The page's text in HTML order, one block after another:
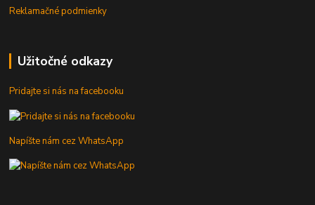
Reklamačné podmienky
Užitočné odkazy
Pridajte si nás na facebooku
Napíšte nám cez WhatsApp